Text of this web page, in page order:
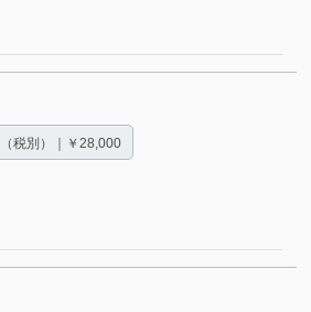
（税別）｜￥28,000